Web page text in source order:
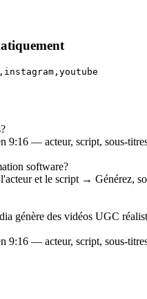
9:16 — acteur, script, sous-
software?
et le script → Générez,
génère des vidéos UGC
9:16 — acteur, script, sous-